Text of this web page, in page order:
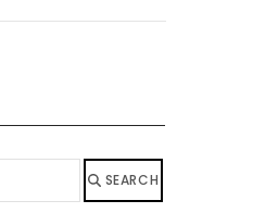
SEARCH